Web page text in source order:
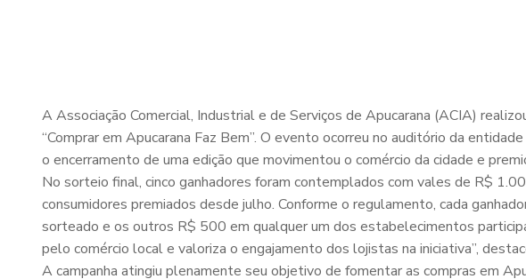
A Associação Comercial, Industrial e de Serviços de Apucarana (ACIA)
“Comprar em Apucarana Faz Bem”. O evento ocorreu no auditório da
o encerramento de uma edição que movimentou o comércio da cidade e
No sorteio final, cinco ganhadores foram contemplados com vales de R$
consumidores premiados desde julho. Conforme o regulamento, cada
sorteado e os outros R$ 500 em qualquer um dos estabelecimentos
pelo comércio local e valoriza o engajamento dos lojistas na iniciativa”,
A campanha atingiu plenamente seu objetivo de fomentar as compras em